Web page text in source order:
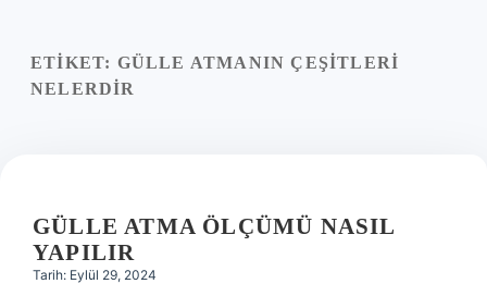
Yasal Uyarı
ETIKET: GÜLLE ATMANIN ÇEŞITLERI
NELERDIR
GÜLLE ATMA ÖLÇÜMÜ NASIL
YAPILIR
Tarih: Eylül 29, 2024